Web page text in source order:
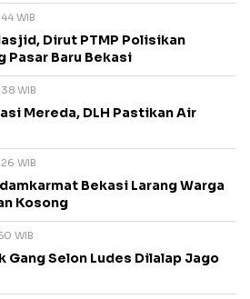
WIB
Dirut PTMP Polisikan
Pasar Baru Bekasi
WIB
Mereda, DLH Pastikan Air
WIB
Bekasi Larang Warga
Kosong
WIB
Gang Selon Ludes Dilalap Jago